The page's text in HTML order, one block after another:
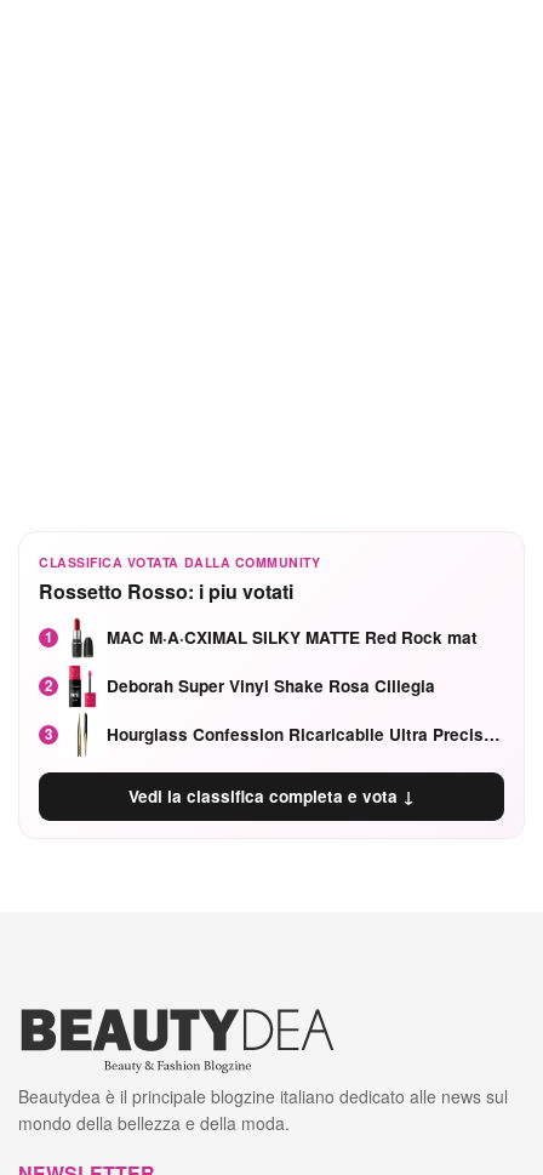
CLASSIFICA VOTATA DALLA COMMUNITY
Rossetto Rosso: i piu votati
1 MAC M·A·CXIMAL SILKY MATTE Red Rock mat
2 Deborah Super Vinyl Shake Rosa Ciliegia
3 Hourglass Confession Ricaricabile Ultra Preciso Ad Alta Intensità Secretly Classic Red
Vedi la classifica completa e vota ↓
Beautydea è il principale blogzine italiano dedicato alle news sul
mondo della bellezza e della moda.